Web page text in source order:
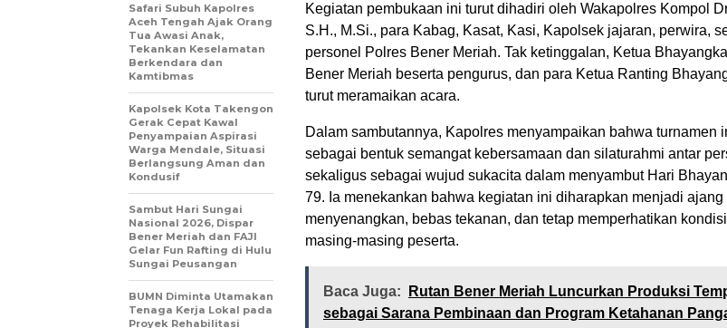
Kegiatan pembukaan ini turut dihadiri oleh Wakapolres Kompol
S.H., M.Si., para Kabag, Kasat, Kasi, Kapolsek jajaran, perwira,
personel Polres Bener Meriah. Tak ketinggalan, Ketua
Bener Meriah beserta pengurus, dan para Ketua Ranting
turut meramaikan acara.
Dalam sambutannya, Kapolres menyampaikan bahwa turnamen
sebagai bentuk semangat kebersamaan dan silaturahmi antar
sekaligus sebagai wujud sukacita dalam menyambut Hari
79. Ia menekankan bahwa kegiatan ini diharapkan menjadi ajang
menyenangkan, bebas tekanan, dan tetap memperhatikan
masing-masing peserta.
Baca Juga:
Rutan Bener Meriah Luncurkan Produksi
sebagai Sarana Pembinaan dan Program Ketahanan
Safari Subuh Kapolres
Aceh Tengah Ajak Orang
Tua Awasi Anak,
Tekankan Keselamatan
Berkendara dan
Kamtibmas
‎Kapolsek Kota Takengon
Gerak Cepat Kawal
Penyampaian Aspirasi
Warga Mendale, Situasi
Berlangsung Aman dan
Kondusif
‎Sambut Hari Sungai
Nasional 2026, Dispar
Bener Meriah dan FAJI
Gelar Fun Rafting di Hulu
Sungai Peusangan
BUMN Diminta Utamakan
Tenaga Kerja Lokal pada
Proyek Rehabilitasi